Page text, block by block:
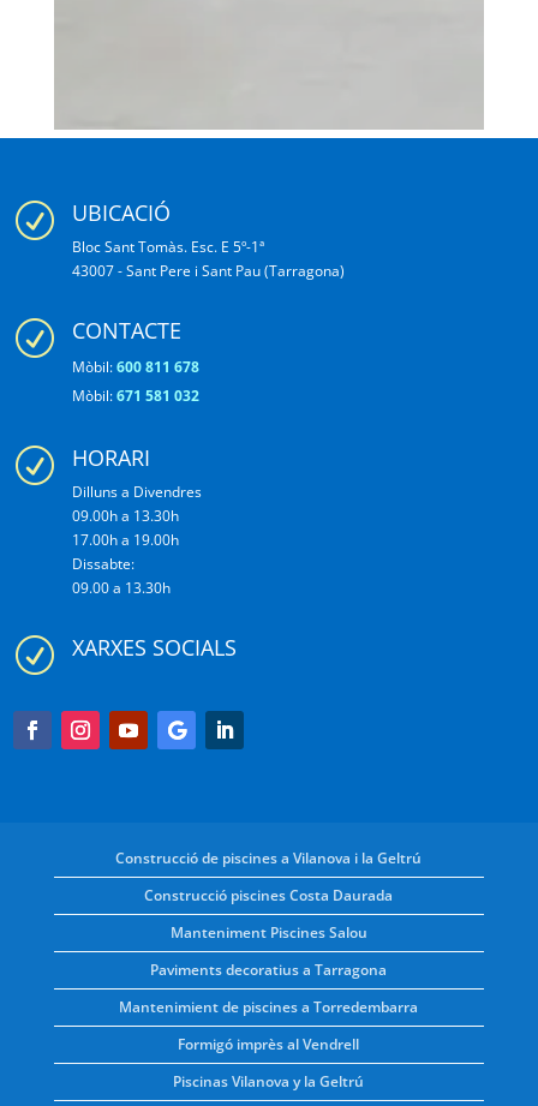
R UBICACIÓ
Bloc Sant Tomàs. Esc. E 5º-1ª
43007 - Sant Pere i Sant Pau (Tarragona)
R CONTACTE
Mòbil:600 811 678
Mòbil:671 581 032
R HORARI
Dilluns a Divendres
09.00h a 13.30h
17.00h a 19.00h
Dissabte:
09.00 a 13.30h
R XARXES SOCIALS
Construcció de piscines a Vilanova i la Geltrú
Construcció piscines Costa Daurada
Manteniment Piscines Salou
Paviments decoratius a Tarragona
Mantenimient de piscines a Torredembarra
Formigó imprès al Vendrell
Piscinas Vilanova y la Geltrú